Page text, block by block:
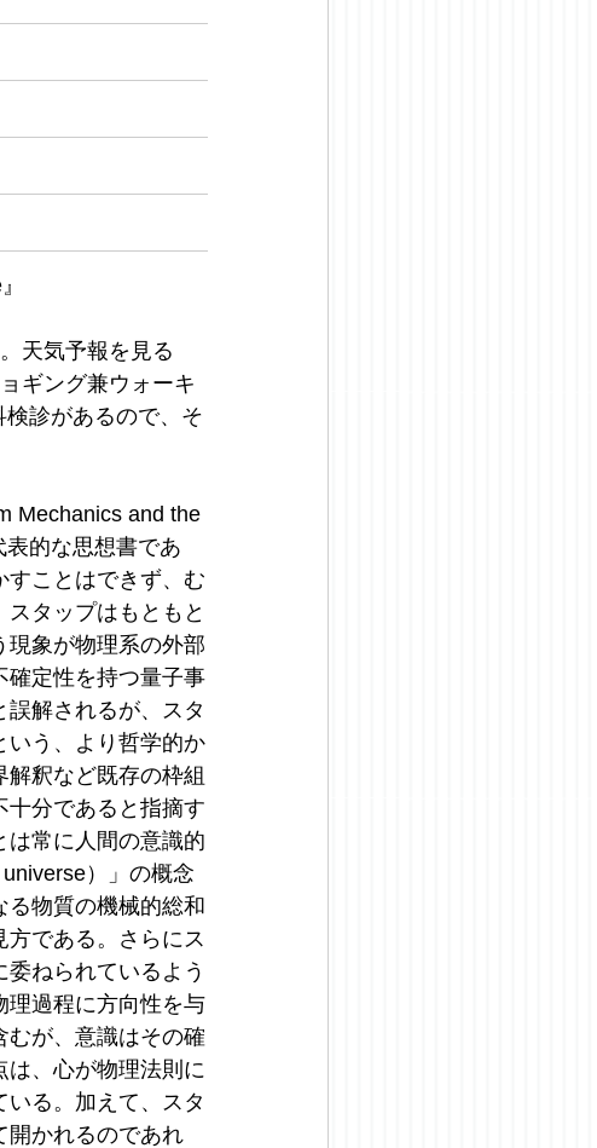
天気予報を見る
ギング兼ウォーキ
診があるので、そ
Mechanics and the
的な思想書であ
すことはできず、む
タップはもともと
現象が物理系の外部
確定性を持つ量子事
解されるが、スタ
いう、より哲学的か
釈など既存の枠組
十分であると指摘す
は常に人間の意識的
）」の概念
物質の機械的総和
である。さらにス
ねられているよう
理過程に方向性を与
むが、意識はその確
は、心が物理法則に
る。加えて、スタ
開かれるのであれ